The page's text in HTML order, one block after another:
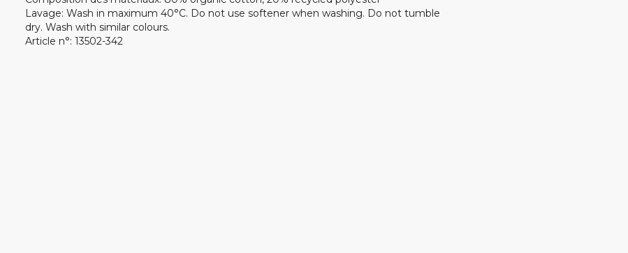
Lavage: Wash in maximum 40°C. Do not use softener when washing. Do not tumble
dry. Wash with similar colours.
Article n°: 13502-342